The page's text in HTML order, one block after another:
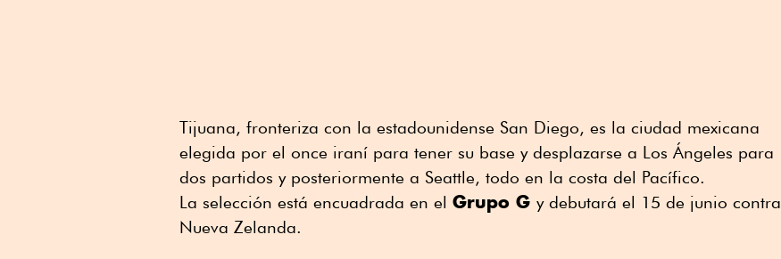
Tijuana, fronteriza con la estadounidense San Diego, es la ciudad mexicana
elegida por el once iraní para tener su base y desplazarse a Los Ángeles para
dos partidos y posteriormente a Seattle, todo en la costa del Pacífico.
La selección está encuadrada en el Grupo G y debutará el 15 de junio contra
Nueva Zelanda.